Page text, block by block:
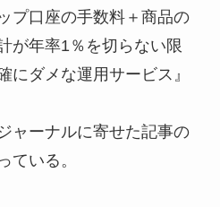
プ口座の手数料＋商品の
が年率1％を切らない限
にダメな運用サービス』
ャーナルに寄せた記事の
ている。